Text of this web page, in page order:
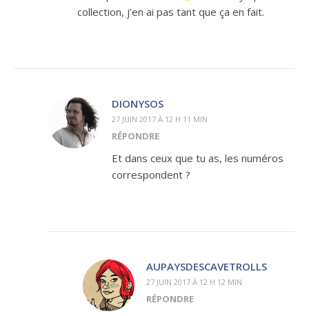
collection, j’en ai pas tant que ça en fait.
DIONYSOS
27 JUIN 2017 À 12 H 11 MIN
RÉPONDRE
Et dans ceux que tu as, les numéros
correspondent ?
AUPAYSDESCAVETROLLS
27 JUIN 2017 À 12 H 12 MIN
RÉPONDRE